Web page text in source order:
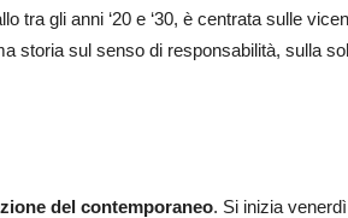
tra gli anni ‘20 e ‘30, è centrata sulle
storia sul senso di responsabilità, sulla
del contemporaneo. Si inizia